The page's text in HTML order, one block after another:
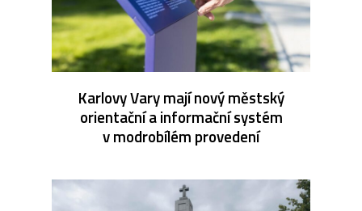
Karlovy Vary mají nový městský
orientační a informační systém
v modrobílém provedení